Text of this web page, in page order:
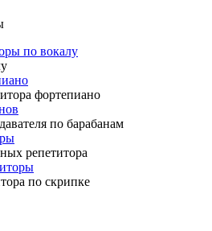
по вокалу
фортепиано
по барабанам
репетитора
по скрипке